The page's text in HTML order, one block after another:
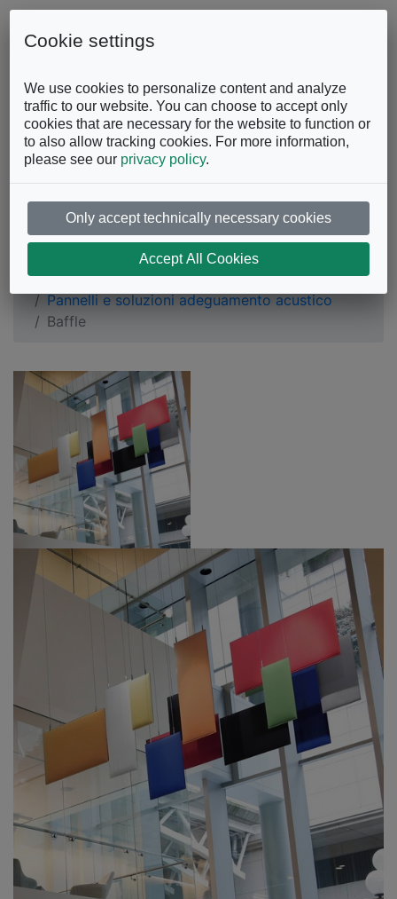
Skip to content
FacebookInstagramYouTube
Baffle
Ufficio
Pannelli e soluzioni adeguamento acustico
Baffle
Cookie settings
We use cookies to personalize content and analyze
traffic to our website. You can choose to accept only
cookies that are necessary for the website to function or
to also allow tracking cookies. For more information,
please see our privacy policy.
Only accept technically necessary cookies
Accept All Cookies